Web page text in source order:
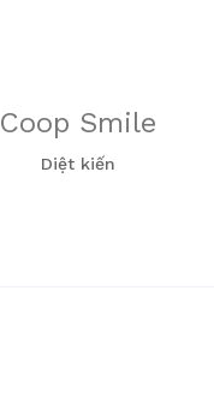
Coop Smile
Diệt kiến